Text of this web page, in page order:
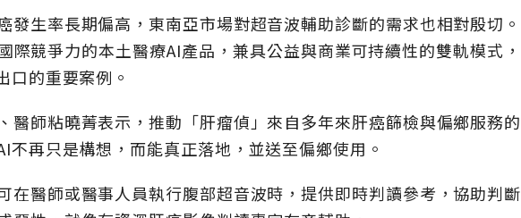
發生率長期偏高，東南亞市場對超音波輔助診斷的需求也相對殷切。
際競爭力的本土醫療AI產品，兼具公益與商業可持續性的雙軌模式，
口的重要案例。
醫師粘曉菁表示，推動「肝瘤偵」來自多年來肝癌篩檢與偏鄉服務的
不再只是構想，而能真正落地，並送至偏鄉使用。
在醫師或醫事人員執行腹部超音波時，提供即時判讀參考，協助判斷